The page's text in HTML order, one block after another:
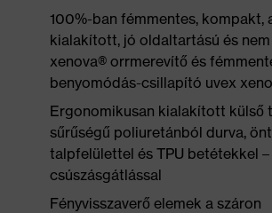
100%-ban fémmentes, kompakt,
kialakított, jó oldaltartású és
xenova® orrmerevítő és
benyomódás-csillapító uvex
Ergonomikusan kialakított külső
sűrűségű poliuretánból durva,
talpfelülettel és TPU betétekkel
csúszásgátlással
Fényvisszaverő elemek a száron